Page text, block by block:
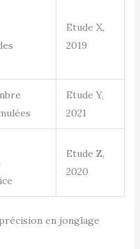
Etude X,
2019
Etude Y,
2021
Etude Z,
2020
en jonglage